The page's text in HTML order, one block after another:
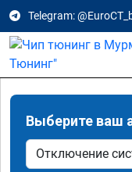
Telegram:
Выберите ваш